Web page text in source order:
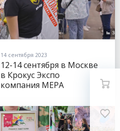
14 сентября 2023
12-14 сентября в Москве
в Крокус Экспо
компания МЕРА
бренды на выставке
ЦВЕТЫ ЭКСПО
(FLOWERSEXPO).